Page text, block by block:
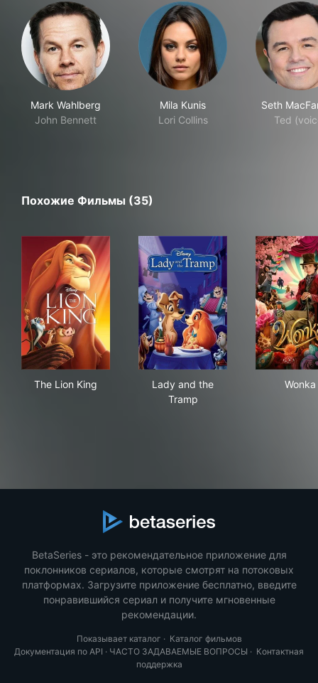
Mark Wahlberg
John Bennett
Mila Kunis
Lori Collins
Seth
Ted
Похожие Фильмы (35)
The Lion King
Lady and the
Tramp
Wonka
BetaSeries - это рекомендательное приложение для
поклонников сериалов, которые смотрят на потоковых
платформах. Загрузите приложение бесплатно, введите
понравившийся сериал и получите мгновенные
рекомендации.
Показывает каталог · Каталог фильмов
Документация по API · ЧАСТО ЗАДАВАЕМЫЕ ВОПРОСЫ · Контактная
поддержка